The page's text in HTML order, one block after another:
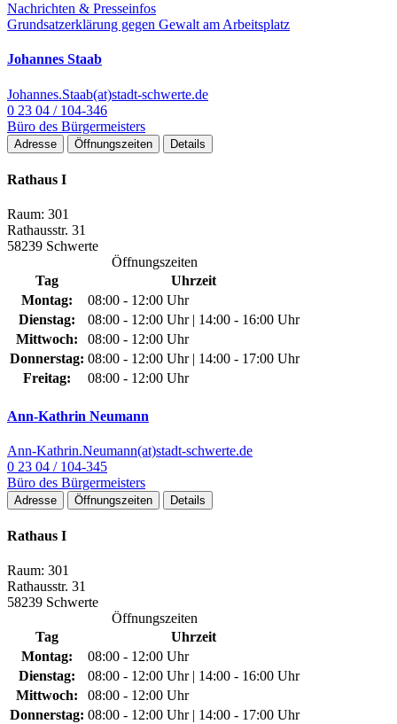
Nachrichten & Presseinfos
Grundsatzerklärung gegen Gewalt am Arbeitsplatz
Johannes Staab
Johannes.Staab(at)stadt-schwerte.de
0 23 04 / 104-346
Büro des Bürgermeisters
Adresse Öffnungszeiten Details
Rathaus I
Raum: 301
Rathausstr. 31
58239 Schwerte
Öffnungszeiten
Tag
Uhrzeit
Montag:
08:00 - 12:00 Uhr
Dienstag:
08:00 - 12:00 Uhr | 14:00 - 16:00 Uhr
Mittwoch:
08:00 - 12:00 Uhr
Donnerstag: 08:00 - 12:00 Uhr | 14:00 - 17:00 Uhr
Freitag:
08:00 - 12:00 Uhr
Ann-Kathrin Neumann
Ann-Kathrin.Neumann(at)stadt-schwerte.de
0 23 04 / 104-345
Büro des Bürgermeisters
Adresse Öffnungszeiten Details
Rathaus I
Raum: 301
Rathausstr. 31
58239 Schwerte
Öffnungszeiten
Tag
Uhrzeit
Montag:
08:00 - 12:00 Uhr
Dienstag:
08:00 - 12:00 Uhr | 14:00 - 16:00 Uhr
Mittwoch:
08:00 - 12:00 Uhr
Donnerstag: 08:00 - 12:00 Uhr | 14:00 - 17:00 Uhr